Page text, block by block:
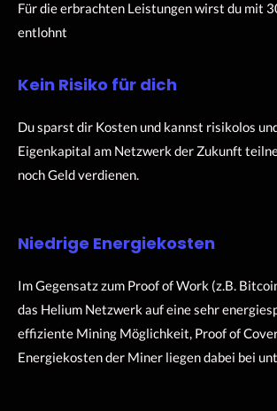
Für die erbrachten Leistungen wirst du mit
entlohnt
Kein Risiko für dich
Du sparst dir Kosten und kannst risikolos
Eigenkapital am Netzwerk der Zukunft
noch Geld verdienen.
Niedrige Energiekosten
Im Gegensatz zum Proof of Work (z.B.
das Helium Netzwerk auf eine sehr
effiziente Mining Möglichkeit, Proof of
Energiekosten der Miner liegen dabei bei